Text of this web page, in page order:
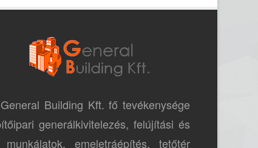
Building Kft. fő tevékenysége
generálkivitelezés, felújítási és
emeletráépítés, tetőtér